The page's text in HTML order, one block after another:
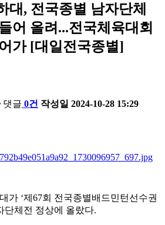
대, 전국종별 남자단체
어 올려...전국체육대회
가 [대일전국종별]
댓글 0건 작성일 2024-10-28 15:29
가 ‘제 67회 전국종별배드민턴선수권
단체전 정상에 올랐다.